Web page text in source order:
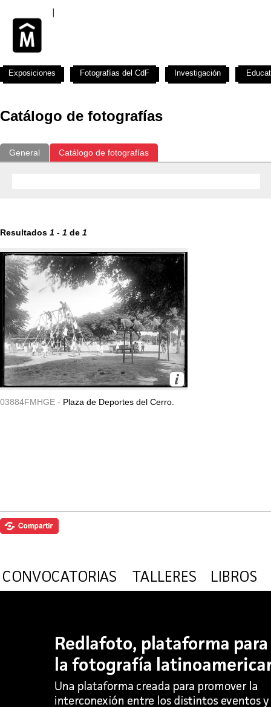
Catálogo de fotografías
General Catálogo de fotografías
Resultados 1 - 1 de 1
03884FMHGE - Plaza de Deportes del Cerro.
Exposiciones Fotografías del CdF Investigación